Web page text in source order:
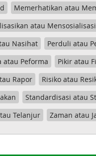
Memerhatikan atau
atau
Nasihat
Perduli atau
atau Peforma
Pikir atau
Rapor
Risiko atau
Standardisasi atau
Telanjur
Zaman atau